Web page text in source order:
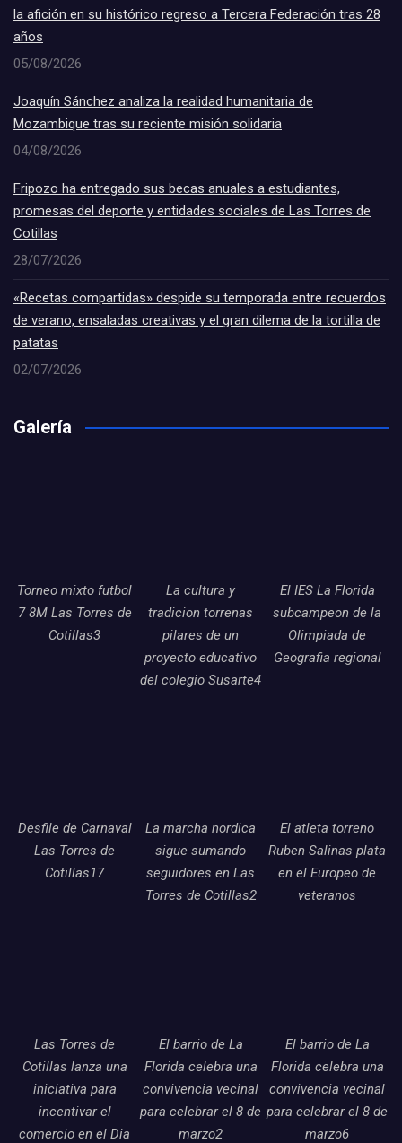
la afición en su histórico regreso a Tercera Federación tras 28
años
05/08/2026
Joaquín Sánchez analiza la realidad humanitaria de
Mozambique tras su reciente misión solidaria
04/08/2026
Fripozo ha entregado sus becas anuales a estudiantes,
promesas del deporte y entidades sociales de Las Torres de
Cotillas
28/07/2026
«Recetas compartidas» despide su temporada entre recuerdos
de verano, ensaladas creativas y el gran dilema de la tortilla de
patatas
02/07/2026
Galería
Torneo mixto futbol
7 8M Las Torres de
Cotillas3
La cultura y
tradicion torrenas
pilares de un
proyecto educativo
del colegio Susarte4
El IES La Florida
subcampeon de la
Olimpiada de
Geografia regional
Desfile de Carnaval
Las Torres de
Cotillas17
La marcha nordica
sigue sumando
seguidores en Las
Torres de Cotillas2
El atleta torreno
Ruben Salinas plata
en el Europeo de
veteranos
Las Torres de
Cotillas lanza una
iniciativa para
incentivar el
comercio en el Dia
El barrio de La
Florida celebra una
convivencia vecinal
para celebrar el 8 de
marzo2
El barrio de La
Florida celebra una
convivencia vecinal
para celebrar el 8 de
marzo6